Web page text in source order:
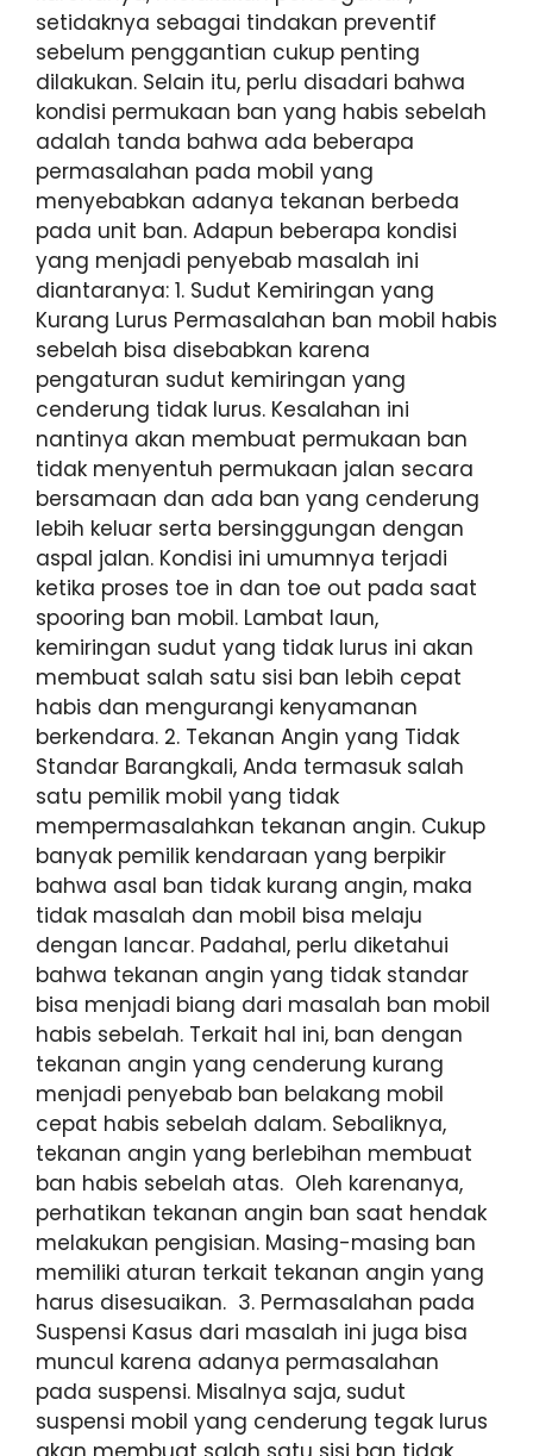
setidaknya sebagai tindakan preventif
sebelum penggantian cukup penting
dilakukan. Selain itu, perlu disadari bahwa
kondisi permukaan ban yang habis sebelah
adalah tanda bahwa ada beberapa
permasalahan pada mobil yang
menyebabkan adanya tekanan berbeda
pada unit ban. Adapun beberapa kondisi
yang menjadi penyebab masalah ini
diantaranya: 1. Sudut Kemiringan yang
Kurang Lurus Permasalahan ban mobil habis
sebelah bisa disebabkan karena
pengaturan sudut kemiringan yang
cenderung tidak lurus. Kesalahan ini
nantinya akan membuat permukaan ban
tidak menyentuh permukaan jalan secara
bersamaan dan ada ban yang cenderung
lebih keluar serta bersinggungan dengan
aspal jalan. Kondisi ini umumnya terjadi
ketika proses toe in dan toe out pada saat
spooring ban mobil. Lambat laun,
kemiringan sudut yang tidak lurus ini akan
membuat salah satu sisi ban lebih cepat
habis dan mengurangi kenyamanan
berkendara. 2. Tekanan Angin yang Tidak
Standar Barangkali, Anda termasuk salah
satu pemilik mobil yang tidak
mempermasalahkan tekanan angin. Cukup
banyak pemilik kendaraan yang berpikir
bahwa asal ban tidak kurang angin, maka
tidak masalah dan mobil bisa melaju
dengan lancar. Padahal, perlu diketahui
bahwa tekanan angin yang tidak standar
bisa menjadi biang dari masalah ban mobil
habis sebelah. Terkait hal ini, ban dengan
tekanan angin yang cenderung kurang
menjadi penyebab ban belakang mobil
cepat habis sebelah dalam. Sebaliknya,
tekanan angin yang berlebihan membuat
ban habis sebelah atas. Oleh karenanya,
perhatikan tekanan angin ban saat hendak
melakukan pengisian. Masing-masing ban
memiliki aturan terkait tekanan angin yang
harus disesuaikan. 3. Permasalahan pada
Suspensi Kasus dari masalah ini juga bisa
muncul karena adanya permasalahan
pada suspensi. Misalnya saja, sudut
suspensi mobil yang cenderung tegak lurus